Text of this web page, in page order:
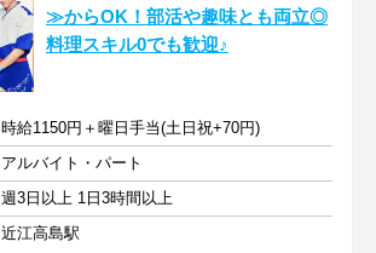
≫からOK！部活や趣味とも両立◎
料理スキル0でも歓迎♪
時給1150円＋曜日手当(土日祝+70円)
アルバイト・パート
週3日以上 1日3時間以上
近江高島駅